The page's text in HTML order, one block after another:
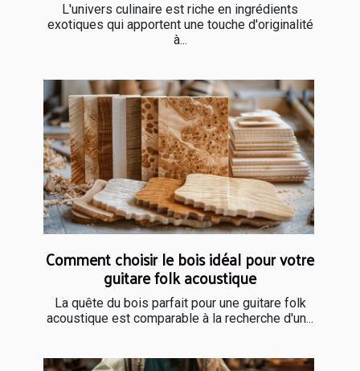
L'univers culinaire est riche en ingrédients
exotiques qui apportent une touche d'originalité
à...
Comment choisir le bois idéal pour votre
guitare folk acoustique
La quête du bois parfait pour une guitare folk
acoustique est comparable à la recherche d'un...